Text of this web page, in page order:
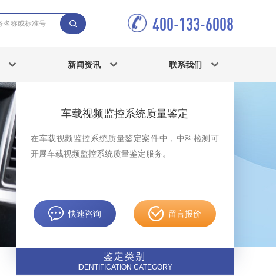
400-133-6008
新闻资讯 联系我们
车载视频监控系统质量鉴定
在车载视频监控系统质量鉴定案件中，中科检测可
开展车载视频监控系统质量鉴定服务。
快速咨询 留言报价
鉴定类别
IDENTIFICATION CATEGORY